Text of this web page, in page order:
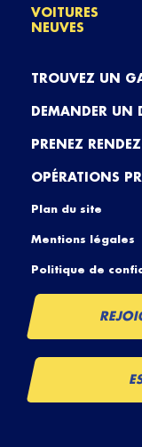
VOITURES
NEUVES
TROUVEZ UN
DEMANDER UN
PRENEZ
OPÉRATIONS
Plan du site
Mentions légales
Politique de